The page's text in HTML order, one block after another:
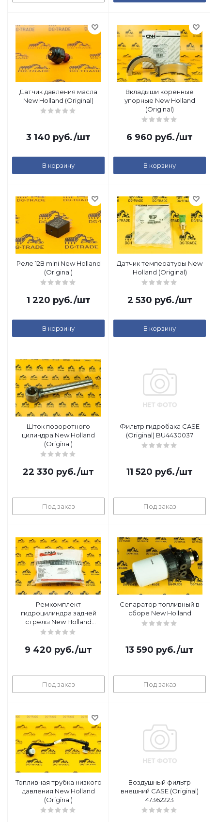
Датчик давления масла
New Holland (Original)
3 140 руб./шт
В корзину
Вкладыши коренные
упорные New Holland
(Original)
6 960 руб./шт
В корзину
Реле 12В mini New Holland
(Original)
1 220 руб./шт
В корзину
Датчик температуры New
Holland (Original)
2 530 руб./шт
В корзину
Шток поворотного
цилиндра New Holland
(Original)
22 330 руб./шт
Под заказ
Фильтр гидробака CASE
(Original) BU4430037
11 520 руб./шт
Под заказ
Ремкомплект
гидроцилиндра задней
стрелы New Holland
(Original)
9 420 руб./шт
Под заказ
Сепаратор топливный в
сборе New Holland
13 590 руб./шт
Под заказ
Топливная трубка низкого
давления New Holland
(Original)
Воздушный фильтр
внешний CASE (Original)
47362223